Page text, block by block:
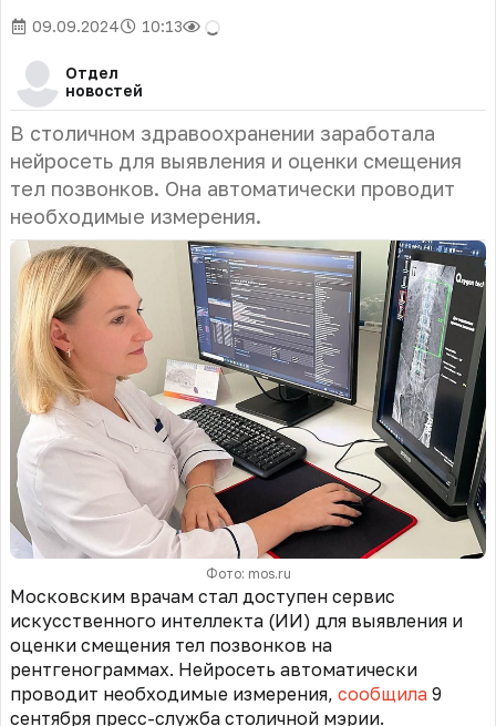
09.09.2024 10:13
Отдел
новостей
В столичном здравоохранении заработала
нейросеть для выявления и оценки смещения
тел позвонков. Она автоматически проводит
необходимые измерения.
Фото: mos.ru
Московским врачам стал доступен сервис
искусственного интеллекта (ИИ) для выявления и
оценки смещения тел позвонков на
рентгенограммах. Нейросеть автоматически
проводит необходимые измерения, сообщила 9
сентября пресс-служба столичной мэрии.